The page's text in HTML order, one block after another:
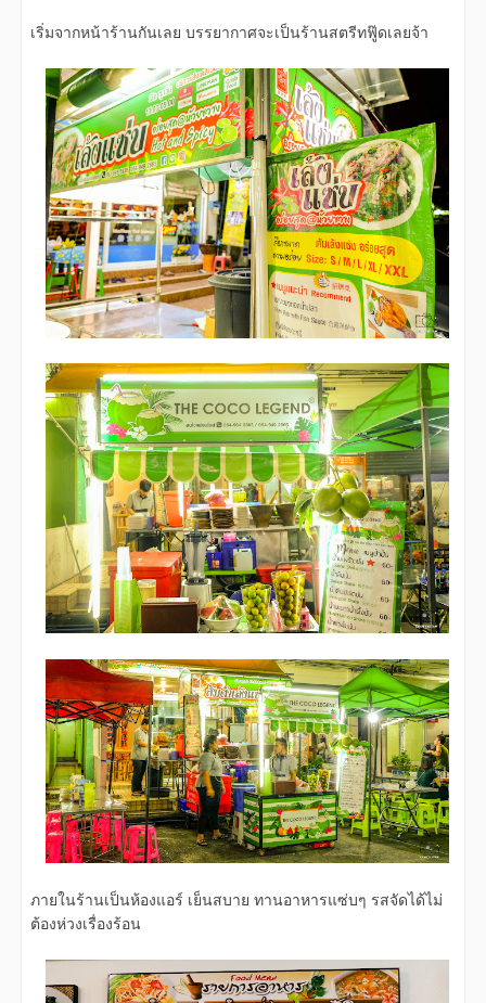
เริ่มจากหน้าร้านกันเลย บรรยากาศจะเป็นร้านสตรีทฟู๊ดเลยจ้า
ภายในร้านเป็นห้องแอร์ เย็นสบาย ทานอาหารแซ่บๆ รสจัดได้ไม่
ต้องห่วงเรื่องร้อน